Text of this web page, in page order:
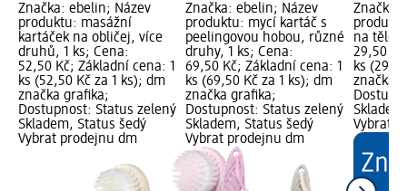
Značka: ebelin; Název
produktu: masážní
kartáček na obličej, více
druhů, 1 ks; Cena:
52,50 Kč; Základní cena: 1
ks (52,50 Kč za 1 ks); dm
značka grafika;
Dostupnost: Status zelený
Skladem, Status šedý
Vybrat prodejnu dm
Značka: ebelin; Název
produktu: mycí kartáč s
peelingovou hobou, různé
druhy, 1 ks; Cena:
69,50 Kč; Základní cena: 1
ks (69,50 Kč za 1 ks); dm
značka grafika;
Dostupnost: Status zelený
Skladem, Status šedý
Vybrat prodejnu dm
Značka:
na tělo,
29,50
ks
značka
Vybrat